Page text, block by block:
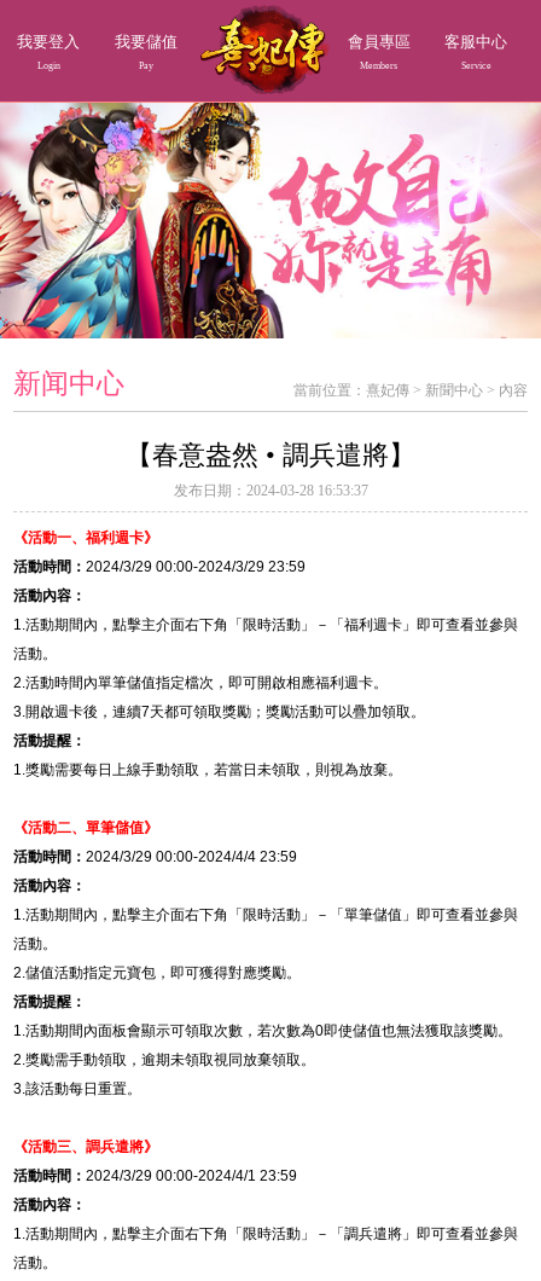
我要登入
Login
我要儲值
Pay
會員專區
Members
客服中心
Service
新闻中心 當前位置： 熹妃傳> 新聞中心> 內容
【春意盎然 • 調兵遣將】
发布日期：2024-03-28 16:53:37
《活動一、福利週卡》
活動時間：2024/3/29 00:00-2024/3/29 23:59
活動內容：
1.活動期間內，點擊主介面右下角「限時活動」－「福利週卡」即可查看並參與
活動。
2.活動時間內單筆儲值指定檔次，即可開啟相應福利週卡。
3.開啟週卡後，連續7天都可領取獎勵；獎勵活動可以疊加領取。
活動提醒：
1.獎勵需要每日上線手動領取，若當日未領取，則視為放棄。
《活動二、單筆儲值》
活動時間：2024/3/29 00:00-2024/4/4 23:59
活動內容：
1.活動期間內，點擊主介面右下角「限時活動」－「單筆儲值」即可查看並參與
活動。
2.儲值活動指定元寶包，即可獲得對應獎勵。
活動提醒：
1.活動期間內面板會顯示可領取次數，若次數為0即使儲值也無法獲取該獎勵。
2.獎勵需手動領取，逾期未領取視同放棄領取。
3.該活動每日重置。
《活動三、調兵遣將》
活動時間：2024/3/29 00:00-2024/4/1 23:59
活動內容：
1.活動期間內，點擊主介面右下角「限時活動」－「調兵遣將」即可查看並參與
活動。